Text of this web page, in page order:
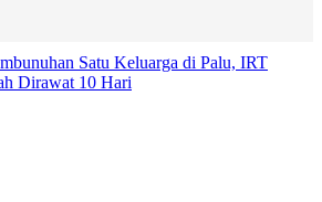
Satu Keluarga di Palu, IRT
Dirawat 10 Hari